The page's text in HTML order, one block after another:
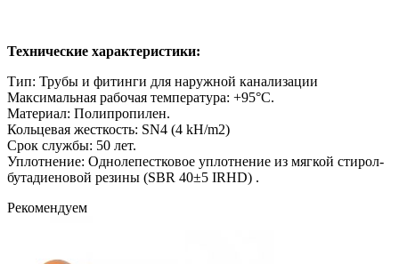
Технические характеристики:
Тип: Трубы и фитинги для наружной канализации
Максимальная рабочая температура: +95°С.
Материал: Полипропилен.
Кольцевая жесткость: SN4 (4 kH/m2)
Срок службы: 50 лет.
Уплотнение: Однолепестковое уплотнение из мягкой стирол-
бутадиеновой резины (SBR 40±5 IRHD) .
Рекомендуем